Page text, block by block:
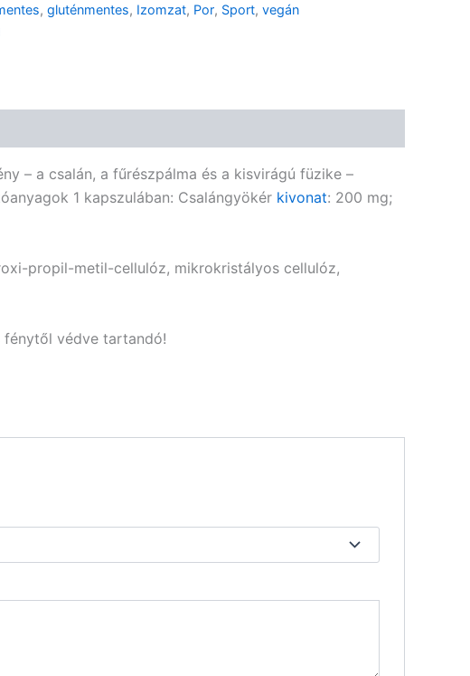
, gluténmentes, Izomzat, Por, Sport, vegán
– a csalán, a fűrészpálma és a kisvirágú füzike –
1 kapszulában: Csalángyökér kivonat: 200 mg;
propil-metil-cellulóz, mikrokristályos cellulóz,
fénytől védve tartandó!